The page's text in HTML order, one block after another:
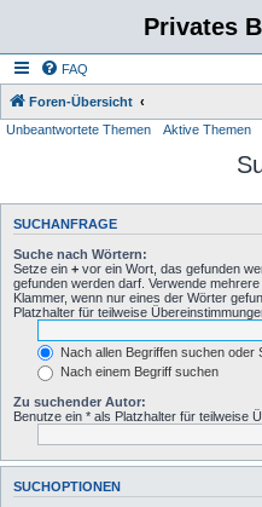
Privates
FAQ
Foren-Übersicht
Unbeantwortete Themen
Aktive Themen
SUCHANFRAGE
Suche nach Wörtern:
Setze ein + vor ein Wort, das gefunden
gefunden werden darf. Verwende
Klammer, wenn nur eines der Wörter
Platzhalter für teilweise
Nach allen Begriffen suchen oder
Nach einem Begriff suchen
Zu suchender Autor:
Benutze ein * als Platzhalter für teilweise
SUCHOPTIONEN